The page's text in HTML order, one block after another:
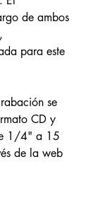
de ambos
para este
se
CD y
1/4" a 15
de la web